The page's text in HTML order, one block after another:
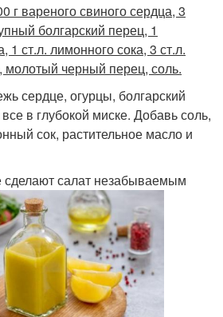
г вареного свиного сердца, 3
болгарский перец, 1
1 ст.л. лимонного сока, 3 ст.л.
молотый черный перец, соль.
сердце, огурцы, болгарский
в глубокой миске. Добавь соль,
сок, растительное масло и
сделают салат незабываемым